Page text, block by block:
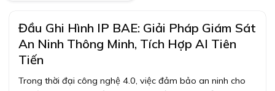
Đầu Ghi Hình IP BAE: Giải Pháp Giám Sát
An Ninh Thông Minh, Tích Hợp AI Tiên
Tiến
Trong thời đại công nghệ 4.0, việc đảm bảo an ninh cho